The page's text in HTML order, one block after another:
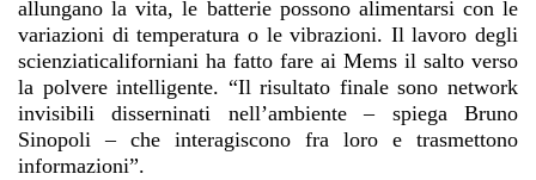
allungano la vita, le batterie possono alimentarsi con le
variazioni di temperatura o le vibrazioni. Il lavoro degli
scienziaticaliforniani ha fatto fare ai Mems il salto verso
la polvere intelligente. “Il risultato finale sono network
invisibili disserninati nell’ambiente – spiega Bruno
Sinopoli – che interagiscono fra loro e trasmettono
informazioni”.